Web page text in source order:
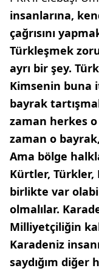
insanlarına,
çağrısını
Türkleşmek
ayrı bir şey.
Kimsenin buna
bayrak
zaman herkes
zaman o
Ama bölge
Kürtler, Türkler,
birlikte var
olmalılar.
Milliyetçiliğin
Karadeniz
saydığım